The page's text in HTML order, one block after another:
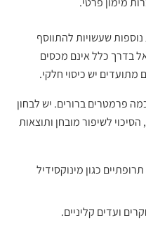
שעשויות להתווסף
בדרך כלל אינם מכסים
מתועדים יש כיסוי חלקי.
פרמטרים ברורים. יש לבחון
לשיפור מובחן ותוצאות
כגון מינוקסידיל
ועדים קליניים.